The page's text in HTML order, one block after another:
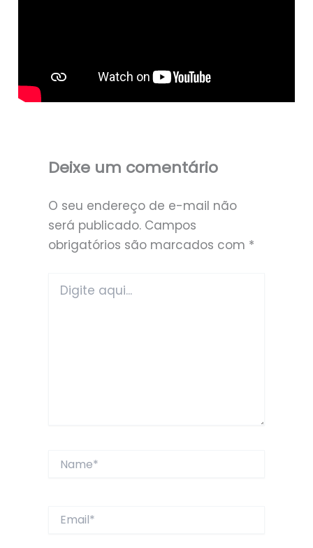
Deixe um comentário
O seu endereço de e-mail não
será publicado. Campos
obrigatórios são marcados com *
aqui...